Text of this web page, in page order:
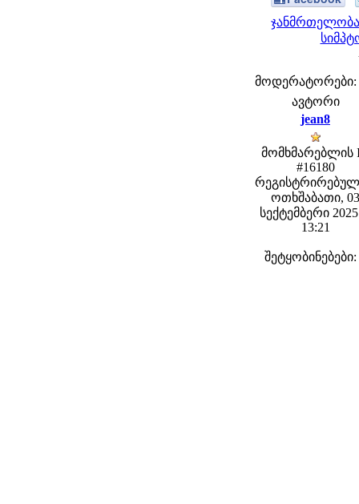
მოდერატორები:
ავტორი
jean8
მომხმარებლის
#16180
ოთხშაბათი, 03
სექტემბერი
13:21
შეტყობინებები: